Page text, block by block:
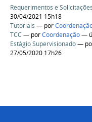
Requerimentos e Solicitações
30/04/2021 15h18
Tutoriais — por
TCC — porCoordenação—
Estágio Supervisionado—
27/05/2020 17h26